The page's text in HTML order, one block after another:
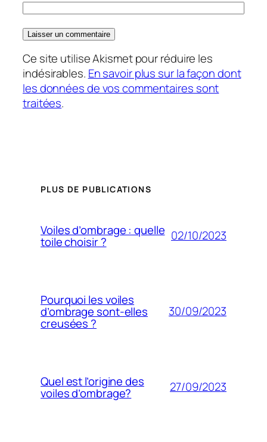
Ce site utilise Akismet pour réduire les
indésirables. En savoir plus sur la façon dont
les données de vos commentaires sont
traitées.
PLUS DE PUBLICATIONS
Voiles d’ombrage : quelle
toile choisir ? 02/10/2023
Pourquoi les voiles
d’ombrage sont-elles
creusées ?
30/09/2023
Quel est l’origine des
voiles d’ombrage? 27/09/2023